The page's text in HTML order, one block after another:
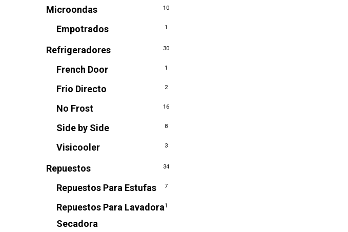
Microondas 10
Empotrados 1
Refrigeradores 30
French Door 1
Frio Directo 2
No Frost 16
Side by Side 8
Visicooler 3
Repuestos 34
Repuestos Para Estufas 7
Repuestos Para Lavadora
Secadora
1